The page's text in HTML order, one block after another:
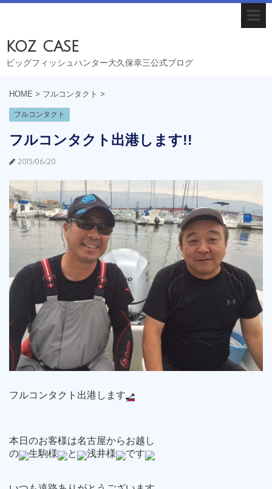
koz case
ビッグフィッシュハンター大久保幸三公式ブログ
HOME > フルコンタクト >
フルコンタクト
フルコンタクト出港します!!
2015/06/20
フルコンタクト出港します
本日のお客様は名古屋からお越し
の
生駒様 と 浅井様 です